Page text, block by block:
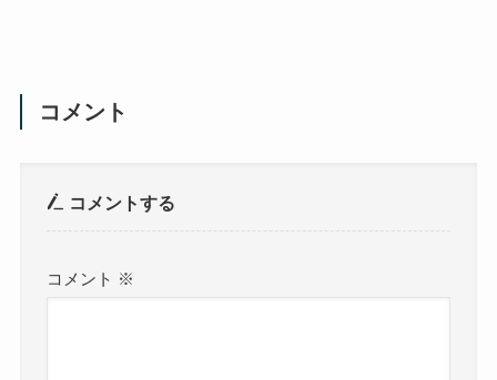
コメント
コメントする
コメント ※